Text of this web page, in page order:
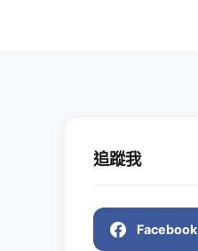
追蹤我
Facebook